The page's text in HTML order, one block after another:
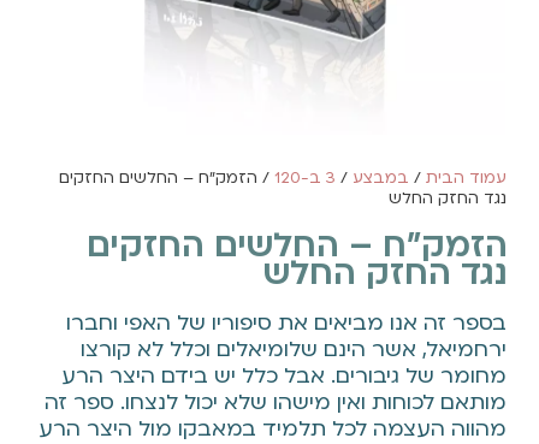
עמוד הבית/ במבצע / 3 ב-120
/ הזמק"ח – החלשים החזקים
נגד החזק החלש
הזמק"ח – החלשים החזקים
נגד החזק החלש
בספר זה אנו מביאים את סיפוריו של האפי וחברו
ירחמיאל, אשר הינם שלומיאלים וכלל לא קורצו
מחומר של גיבורים. אבל כלל יש בידם היצר הרע
מותאם לכוחות ואין מישהו שלא יכול לנצחו. ספר זה
מהווה העצמה לכל תלמיד במאבקו מול היצר הרע